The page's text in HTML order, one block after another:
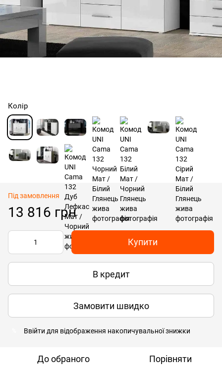
Колір
Під замовлення
13 816 грн
Купити
В кредит
Замовити швидко
Ввійти для відображення накопичувальної знижки
До обраного Порівняти